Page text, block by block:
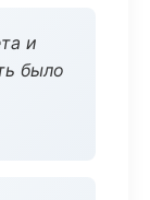
и
было